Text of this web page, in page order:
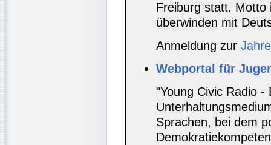
Freiburg statt. Motto
überwinden mit
Anmeldung zur
Webportal für
"Young Civic Radio
Sprachen, bei dem